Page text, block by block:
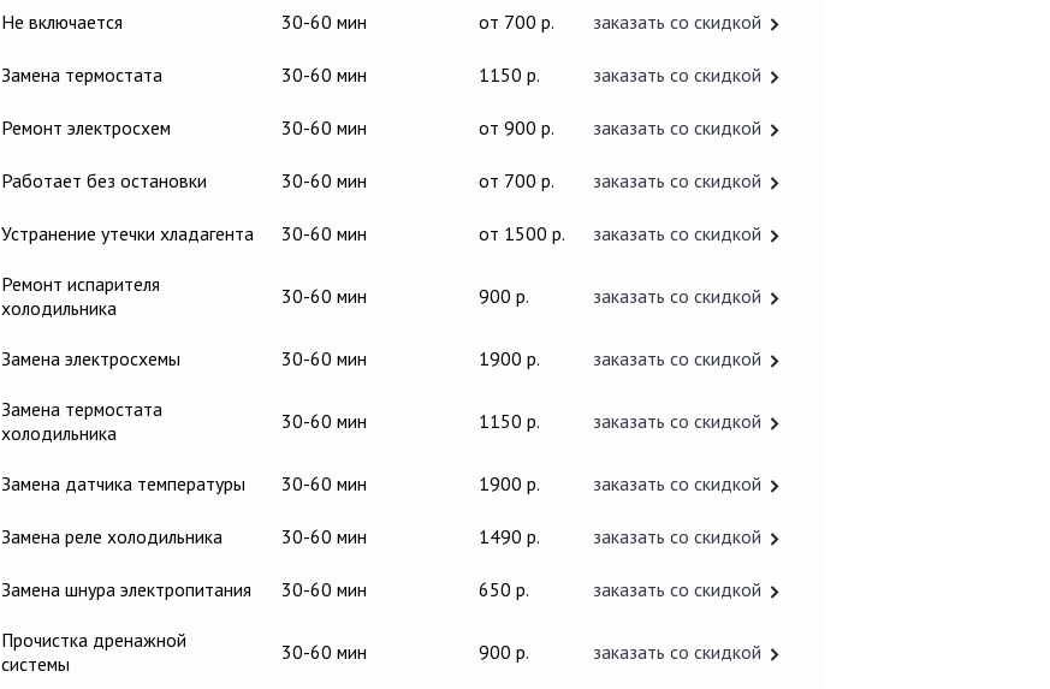
Не включается 30-60 мин от 700 р. заказать со скидкой
Замена термостата 30-60 мин 1150 р. заказать со скидкой
Ремонт электросхем 30-60 мин от 900 р. заказать со скидкой
Работает без остановки 30-60 мин от 700 р. заказать со скидкой
Устранение утечки хладагента 30-60 мин от 1500 р. заказать со скидкой
Ремонт испарителя
холодильника
30-60 мин 900 р. заказать со скидкой
Замена электросхемы 30-60 мин 1900 р. заказать со скидкой
Замена термостата
холодильника
30-60 мин 1150 р. заказать со скидкой
Замена датчика температуры 30-60 мин 1900 р. заказать со скидкой
Замена реле холодильника 30-60 мин 1490 р. заказать со скидкой
Замена шнура электропитания 30-60 мин 650 р. заказать со скидкой
Прочистка дренажной
системы
30-60 мин 900 р. заказать со скидкой